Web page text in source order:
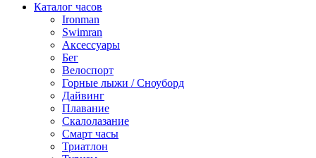
Каталог часов
Ironman
Swimran
Аксессуары
Бег
Велоспорт
Горные лыжи / Сноуборд
Дайвинг
Плавание
Скалолазание
Смарт часы
Триатлон